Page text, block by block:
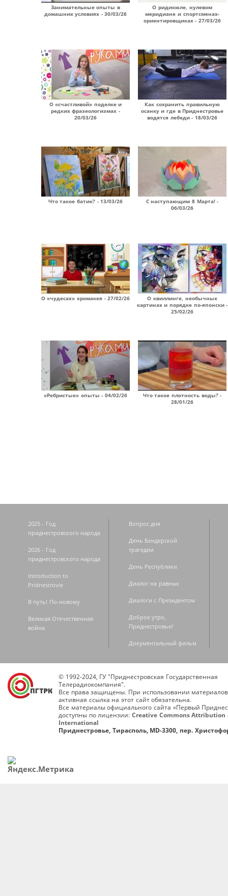
Занимательные опыты в
домашних условиях - 30/03/26
О ридикюле, нулевом
меридиане и спортсменах-
ориентировщиках - 27/03/26
О «счастливой» поделке и
редких фразеологизмах -
20/03/26
Как сохранить правильную
осанку и где в Приднестровье
водятся лебеди - 18/03/26
Что такое батик? - 13/03/26
С наступающим 8 Марта! -
06/03/26
О «чудесах» хромакея - 27/02/26
О квиллинге, необычных
картинах и порядке по-японски -
25/02/26
«Ребристые» опыты - 04/02/26
Что такое плотность воды? -
28/01/26
2025 - Год
приднестровского народа
2026 - Год
приднестровского народа
Introduction to
Pridnestrovie
В путь! По-новому
Великая Отечественная
война
Вопрос дня
День Бендерской
трагедии
День Республики
Диалог на равных
Диалоги с Президентом
Доброе утро,
Приднестровье!
Документальный фильм
© 1992-2024, ГУ "Приднестровская Государственная
Телерадиокомпания".
Все права защищены. При использовании
активная ссылка на этот сайт обязательна.
Все материалы официального сайта «Первый
доступны по лицензии: Creative Commons Attribution
International
Приднестровье, Тирасполь, MD-3300, пер.